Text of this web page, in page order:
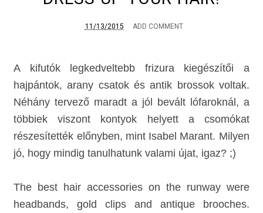
11/13/2015 ADD COMMENT
A kifutók legkedveltebb frizura kiegészítői a
hajpántok, arany csatok és antik brossok voltak.
Néhány tervező maradt a jól bevált lófaroknál, a
többiek viszont kontyok helyett a csomókat
részesítették előnyben, mint Isabel Marant. Milyen
jó, hogy mindig tanulhatunk valami újat, igaz? ;)
The best hair accessories on the runway were
headbands, gold clips and antique brooches.